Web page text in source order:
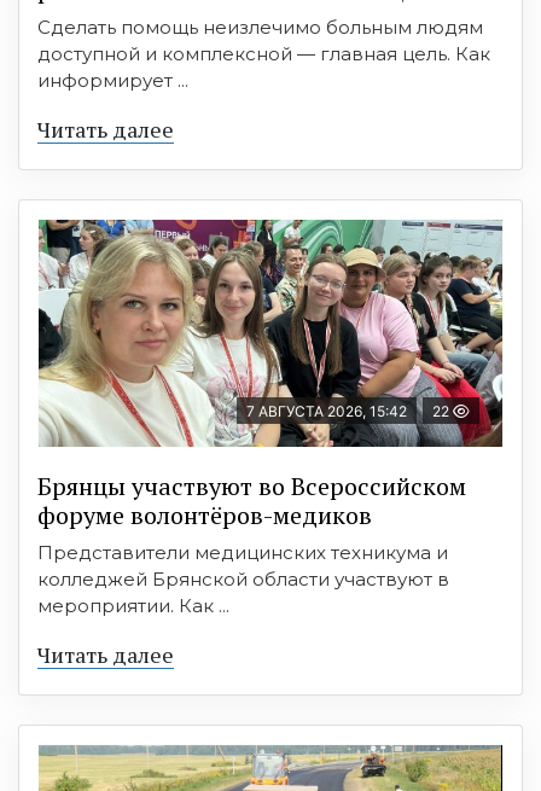
Сделать помощь неизлечимо больным людям
доступной и комплексной — главная цель. Как
информирует ...
Читать далее
7 АВГУСТА 2026, 15:42 22
Брянцы участвуют во Всероссийском
форуме волонтёров-медиков
Представители медицинских техникума и
колледжей Брянской области участвуют в
мероприятии. Как ...
Читать далее